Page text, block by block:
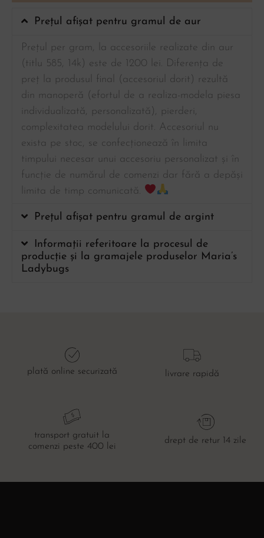
Prețul afișat pentru gramul de aur
Prețul per gram, la accesoriile realizate din aur
(titlu 585, 14k) este de 1200 lei. Diferența de
preț la produsul final (accesoriul dorit) rezultă
din manoperă (efortul de a realiza-modela piesa
individualizată, personalizată), pierderi,
complexitatea modelului dorit. Accesoriul nu
exista pe stoc, se confecționează în limita
timpului necesar unui accesoriu personalizat și în
funcție de numărul de comenzi dar fără a depăși
limita de timp comunicată.
Prețul afișat pentru gramul de argint
Informații referitoare la procesul de
producție și la gramajele produselor Maria’s
Ladybugs
plată online securizată livrare rapidă
transport gratuit la
comenzi peste 400 lei
drept de retur 14 zile